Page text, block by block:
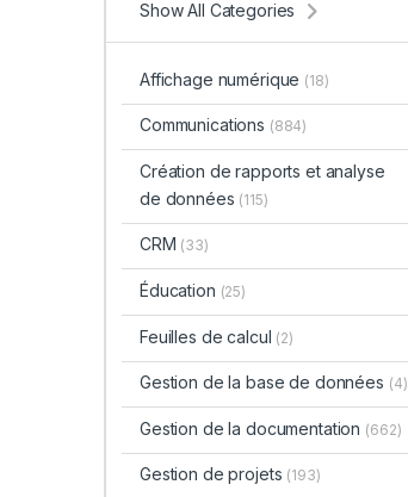
Show All Categories
Affichage numérique (18)
Communications (884)
Création de rapports et analyse
de données (115)
CRM (33)
Éducation (25)
Feuilles de calcul (2)
Gestion de la base de données (4)
Gestion de la documentation (662)
Gestion de projets (193)